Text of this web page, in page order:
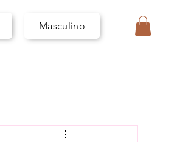
VA
Masculino